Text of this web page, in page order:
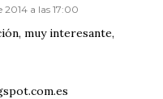
2014 a las 17:00
muy interesante,